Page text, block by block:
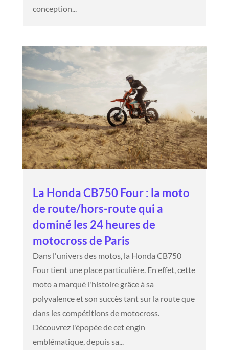
conception...
La Honda CB750 Four : la moto
de route/hors-route qui a
dominé les 24 heures de
motocross de Paris
Dans l'univers des motos, la Honda CB750
Four tient une place particulière. En effet, cette
moto a marqué l'histoire grâce à sa
polyvalence et son succès tant sur la route que
dans les compétitions de motocross.
Découvrez l'épopée de cet engin
emblématique, depuis sa...